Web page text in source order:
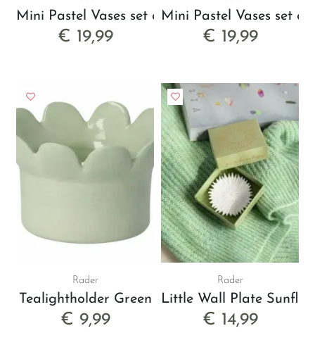
Mini Pastel Vases set of 4pcs
€ 19,99
Mini Pastel Vases set of
€ 19,99
Rader
Tealightholder Green
€ 9,99
Rader
Little Wall Plate
€ 14,99